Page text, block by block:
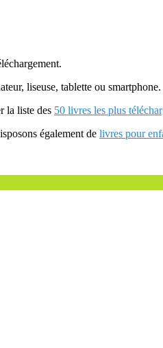
liseuse, tablette ou smartphone.
la liste des 50 livres les plus
également de livres pour